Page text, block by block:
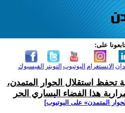
على:
الفيسبوك التويتر اليوتيوب الانستغرام
تحفظ استقلال الحوار المتمدن،
هذا الفضاء اليساري الحر
المتمدن» على اليوتيوب]